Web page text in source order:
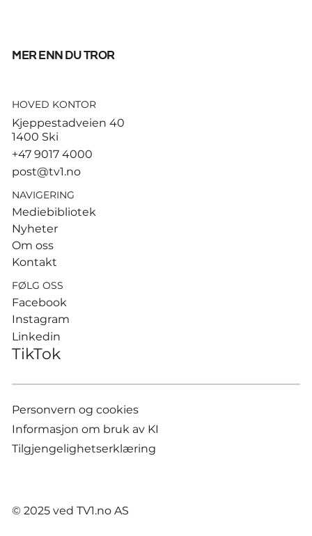
God start for de norske
Hamburg
mer enn du tror
HOVED KONTOR
Kjeppestadveien 40
1400 Ski
+47 9017 4000
post@tv1.no
NAVIGERING
Mediebibliotek
Nyheter
Om oss
Kontakt
FØLG OSS
Facebook
Instagram
Linkedin
TikTok
Personvern og cookies
Informasjon om bruk av KI
Tilgjengelighetserklæring
© 2025 ved TV1.no AS